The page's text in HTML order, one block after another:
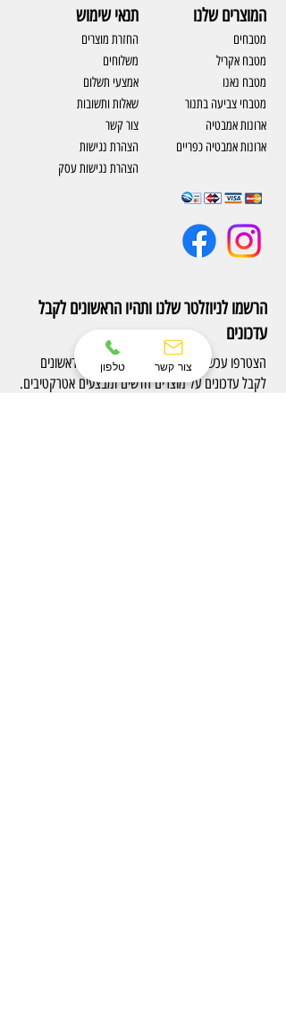
תנאי שימוש
החזרת מוצרים
משלוחים
אמצעי תשלום
שאלות ותשובות
צור קשר
​הצהרת נגישות
הצהרת נגישות עסק
המוצרים שלנו
מטבחים
מטבח אקריל
מטבח נאנו
מטבחי צביעה בתנור
ארונות אמבטיה
ארונות אמבטיה כפריים
הרשמו לניוזלטר שלנו ותהיו הראשונים לקבל
עדכונים
הצטרפו עכשיו לניוזלטר של Eterno והיו הראשונים
לקבל עדכונים על מוצרים חדשים ומבצעים אטרקטיבים.
טלפון צור קשר